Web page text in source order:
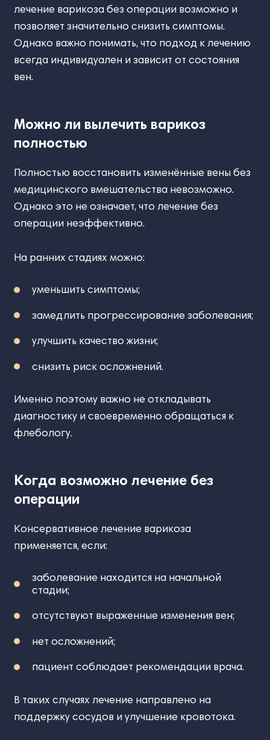
лечение варикоза без операции возможно и
позволяет значительно снизить симптомы.
Однако важно понимать, что подход к лечению
всегда индивидуален и зависит от состояния
вен.
Можно ли вылечить варикоз
полностью
Полностью восстановить изменённые вены без
медицинского вмешательства невозможно.
Однако это не означает, что лечение без
операции неэффективно.
На ранних стадиях можно:
уменьшить симптомы;
замедлить прогрессирование заболевания;
улучшить качество жизни;
снизить риск осложнений.
Именно поэтому важно не откладывать
диагностику и своевременно обращаться к
флебологу.
Когда возможно лечение без
операции
Консервативное лечение варикоза
применяется, если:
заболевание находится на начальной
стадии;
отсутствуют выраженные изменения вен;
нет осложнений;
пациент соблюдает рекомендации врача.
В таких случаях лечение направлено на
поддержку сосудов и улучшение кровотока.